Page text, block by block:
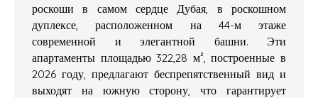
роскоши в самом сердце Дубая, в роскошном
дуплексе, расположенном на 44-м этаже
современной и элегантной башни. Эти
апартаменты площадью 322,28 м², построенные в
2026 году, предлагают беспрепятственный вид и
выходят на южную сторону, что гарантирует